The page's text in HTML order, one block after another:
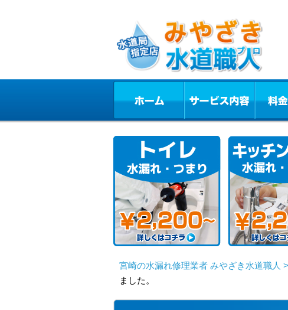
宮崎の水漏れ修理業者 みやざき水道職人
ました。